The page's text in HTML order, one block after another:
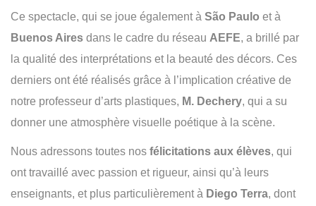
Ce spectacle, qui se joue également à São Paulo et à
Buenos Aires dans le cadre du réseau AEFE, a brillé par
la qualité des interprétations et la beauté des décors. Ces
derniers ont été réalisés grâce à l’implication créative de
notre professeur d’arts plastiques, M. Dechery, qui a su
donner une atmosphère visuelle poétique à la scène.
Nous adressons toutes nos félicitations aux élèves, qui
ont travaillé avec passion et rigueur, ainsi qu’à leurs
enseignants, et plus particulièrement à Diego Terra, dont